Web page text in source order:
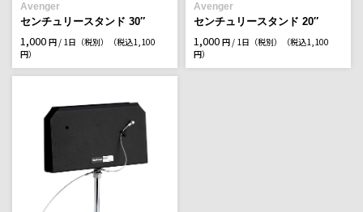
Avenger
センチュリースタンド 30″
1,000 円 / 1日（税別）
（税込1,100
円）
Avenger
センチュリースタンド 20″
1,000 円 / 1日（税別）
（税込1,100
円）